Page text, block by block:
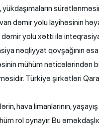
yükdaşımaların
dəmir yolu layihəsinin
yolu xətti ilə
nəqliyyat qovşağının
mühüm nəticələrindən
Türkiyə şirkətləri
hava limanlarının,
rol oynayır. Bu